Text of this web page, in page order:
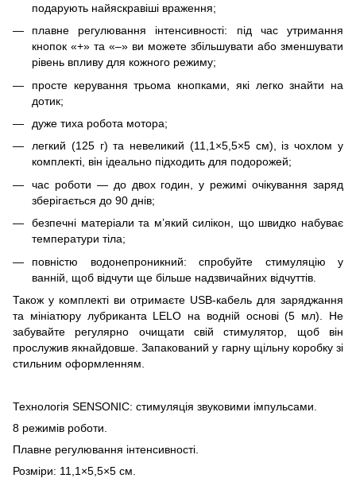
подарують найяскравіші враження;
плавне регулювання інтенсивності: під час утримання
кнопок «+» та «–» ви можете збільшувати або зменшувати
рівень впливу для кожного режиму;
просте керування трьома кнопками, які легко знайти на
дотик;
дуже тиха робота мотора;
легкий (125 г) та невеликий (11,1×5,5×5 см), із чохлом у
комплекті, він ідеально підходить для подорожей;
час роботи — до двох годин, у режимі очікування заряд
зберігається до 90 днів;
безпечні матеріали та м’який силікон, що швидко набуває
температури тіла;
повністю водонепроникний: спробуйте стимуляцію у
ванній, щоб відчути ще більше надзвичайних відчуттів.
Також у комплекті ви отримаєте USB-кабель для заряджання
та мініатюру лубриканта LELO на водній основі (5 мл). Не
забувайте регулярно очищати свій стимулятор, щоб він
прослужив якнайдовше. Запакований у гарну щільну коробку зі
стильним оформленням.
Технологія SENSONIC: стимуляція звуковими імпульсами.
8 режимів роботи.
Плавне регулювання інтенсивності.
Розміри: 11,1×5,5×5 см.